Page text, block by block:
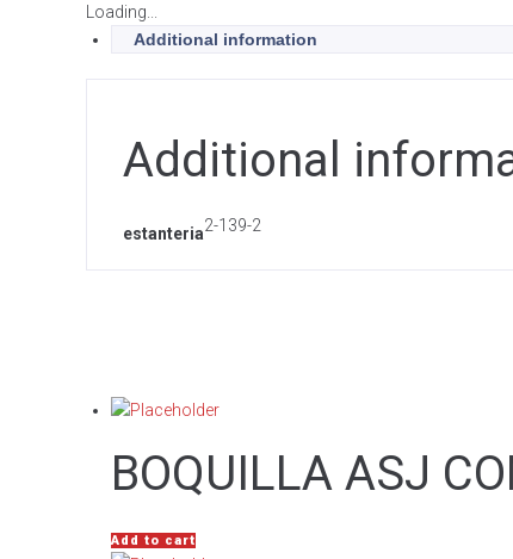
Loading...
Additional information
Additional
estanteria2-139-2
BOQUILLA ASJ
Add to cart